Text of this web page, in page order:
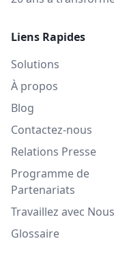
Liens Rapides
Solutions
À propos
Blog
Contactez-nous
Relations Presse
Programme de
Partenariats
Travaillez avec Nous
Glossaire